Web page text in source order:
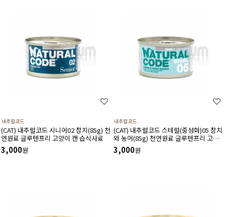
내추럴코드
(CAT) 내추럴코드 시니어02 참치(85g) 천
연원료 글루텐프리 고양이 캔 습식사료
3,000원
내추럴코드
(CAT) 내추럴코드 스테럴(중성화)05 참치
와 농어(85g) 천연원료 글루텐프리 고양
이 캔 습식사료
3,000원